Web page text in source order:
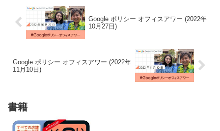
Google ポリシー オフィスアワー (2022年
10月27日)
Google ポリシー オフィスアワー (2022年
11月10日)
書籍